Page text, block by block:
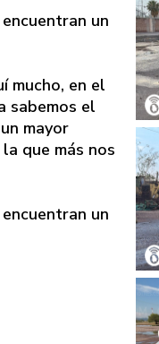
un
mucho, en el
sabemos el
mayor
que más nos
un